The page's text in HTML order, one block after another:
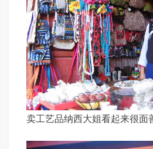
卖工艺品纳西大姐看起来很面